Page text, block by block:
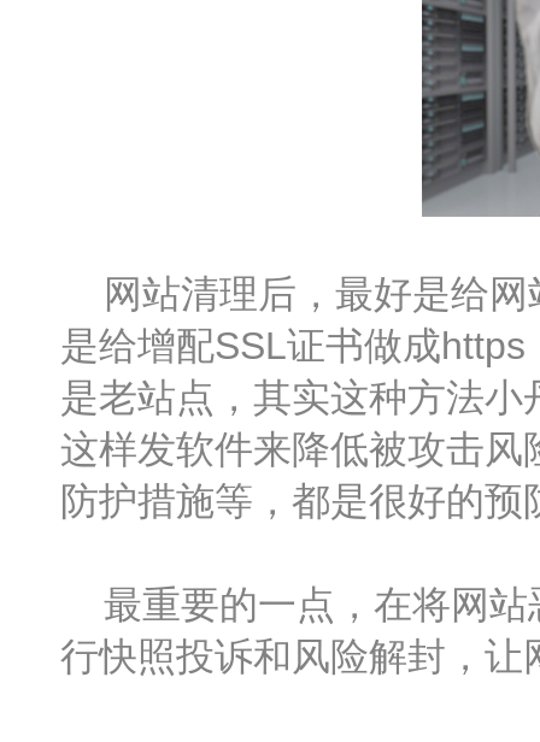
网站清理后，最好是给网
是给增配SSL证书做成
是老站点，其实这种方法
这样发软件来降低被攻击
防护措施等，都是很好的
最重要的一点，在将网站
行快照投诉和风险解封，